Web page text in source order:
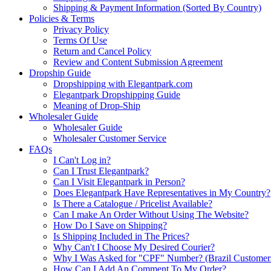
Shipping & Payment Information (Sorted By Country)
Policies & Terms
Privacy Policy
Terms Of Use
Return and Cancel Policy
Review and Content Submission Agreement
Dropship Guide
Dropshipping with Elegantpark.com
Elegantpark Dropshipping Guide
Meaning of Drop-Ship
Wholesaler Guide
Wholesaler Guide
Wholesaler Customer Service
FAQs
I Can't Log in?
Can I Trust Elegantpark?
Can I Visit Elegantpark in Person?
Does Elegantpark Have Representatives in My Country?
Is There a Catalogue / Pricelist Available?
Can I make An Order Without Using The Website?
How Do I Save on Shipping?
Is Shipping Included in The Prices?
Why Can't I Choose My Desired Courier?
Why I Was Asked for "CPF" Number? (Brazil
How Can I Add An Comment To My Order?